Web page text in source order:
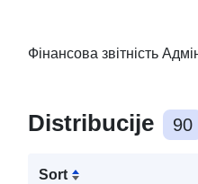
Фінансова звітність
Distribucije 90
Sort